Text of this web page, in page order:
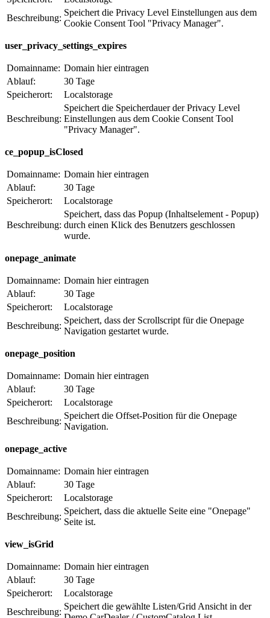
Beschreibung:
Speichert die Privacy Level Einstellungen aus dem
Cookie Consent Tool "Privacy Manager".
user_privacy_settings_expires
Domainname: Domain hier eintragen
Ablauf:
30 Tage
Speicherort:
Localstorage
Beschreibung:
Speichert die Speicherdauer der Privacy Level
Einstellungen aus dem Cookie Consent Tool
"Privacy Manager".
ce_popup_isClosed
Domainname: Domain hier eintragen
Ablauf:
30 Tage
Speicherort:
Localstorage
Beschreibung:
Speichert, dass das Popup (Inhaltselement - Popup)
durch einen Klick des Benutzers geschlossen
wurde.
onepage_animate
Domainname: Domain hier eintragen
Ablauf:
30 Tage
Speicherort:
Localstorage
Beschreibung:
Speichert, dass der Scrollscript für die Onepage
Navigation gestartet wurde.
onepage_position
Domainname: Domain hier eintragen
Ablauf:
30 Tage
Speicherort:
Localstorage
Beschreibung:
Speichert die Offset-Position für die Onepage
Navigation.
onepage_active
Domainname: Domain hier eintragen
Ablauf:
30 Tage
Speicherort:
Localstorage
Beschreibung:
Speichert, dass die aktuelle Seite eine "Onepage"
Seite ist.
view_isGrid
Domainname: Domain hier eintragen
Ablauf:
30 Tage
Speicherort:
Localstorage
Beschreibung:
Speichert die gewählte Listen/Grid Ansicht in der